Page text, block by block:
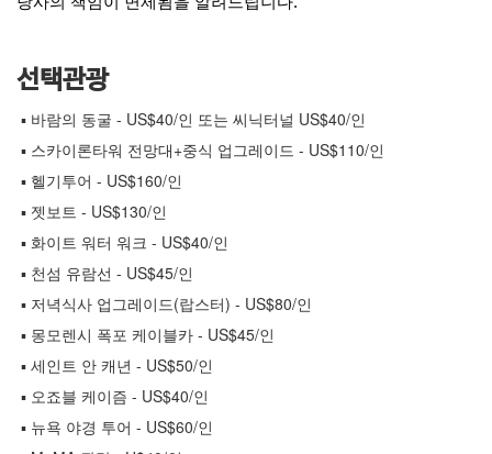
선택관광
▪ 바람의 동굴 - US$40/인 또는 씨닉터널 US$40/인
▪ 스카이론타워 전망대+중식 업그레이드 - US$110/인
▪ 헬기투어 - US$160/인
▪ 젯보트 - US$130/인
▪ 화이트 워터 워크 - US$40/인
▪ 천섬 유람선 - US$45/인
▪ 저녁식사 업그레이드(랍스터) - US$80/인
▪ 몽모렌시 폭포 케이블카 - US$45/인
▪ 세인트 안 캐년 - US$50/인
▪ 오죠블 케이즘 - US$40/인
▪ 뉴욕 야경 투어 - US$60/인